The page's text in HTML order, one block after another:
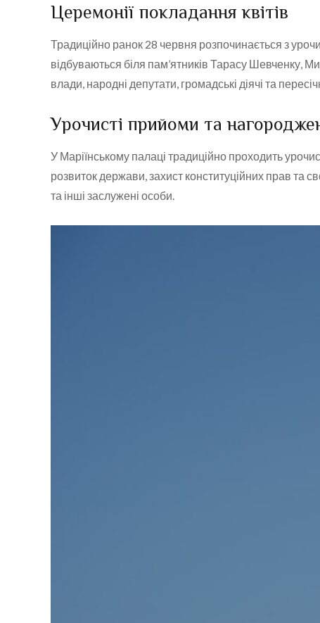
Церемонії покладання квітів
Традиційно ранок 28 червня розпочинається з
відбуваються біля пам’ятників Тарасу Шевченку,
влади, народні депутати, громадські діячі та
Урочисті прийоми та
У Маріїнському палаці традиційно проходить
розвиток держави, захист конституційних прав та
та інші заслужені особи.